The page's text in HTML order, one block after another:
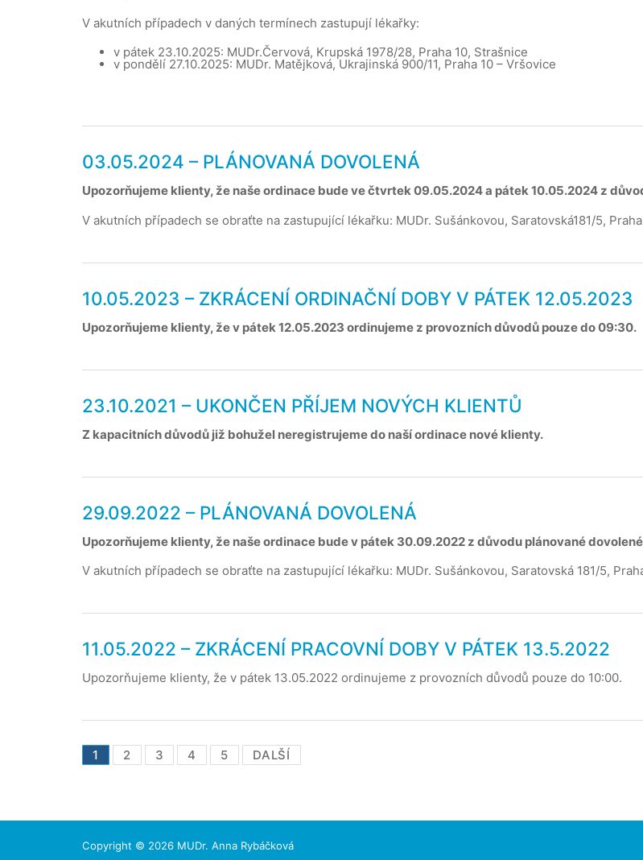
V akutních případech v daných termínech zastupují lékařky:
v pátek 23.10.2025: MUDr.Červová, Krupská 1978/28, Praha 10, Strašnice
v pondělí 27.10.2025: MUDr. Matějková, Ukrajinská 900/11, Praha 10 – Vršovice
03.05.2024 – PLÁNOVANÁ DOVOLENÁ
Upozorňujeme klienty, že naše ordinace bude ve čtvrtek 09.05.2024 a pátek 10.05.2024 z
V akutních případech se obraťte na zastupující lékařku: MUDr. Sušánkovou, Saratovská181/5, Praha
10.05.2023 – ZKRÁCENÍ ORDINAČNÍ DOBY V PÁTEK 12.05.2023
Upozorňujeme klienty, že v pátek 12.05.2023 ordinujeme z provozních důvodů pouze do 09:30.
23.10.2021 – UKONČEN PŘÍJEM NOVÝCH KLIENTŮ
Z kapacitních důvodů již bohužel neregistrujeme do naší ordinace nové klienty.
29.09.2022 – PLÁNOVANÁ DOVOLENÁ
Upozorňujeme klienty, že naše ordinace bude v pátek 30.09.2022 z důvodu plánované
V akutních případech se obraťte na zastupující lékařku: MUDr. Sušánkovou, Saratovská 181/5,
11.05.2022 – ZKRÁCENÍ PRACOVNÍ DOBY V PÁTEK 13.5.2022
Upozorňujeme klienty, že v pátek 13.05.2022 ordinujeme z provozních důvodů pouze do 10:00.
Stránkování
1 2 3 4 5 DALŠÍ
Copyright © 2026 MUDr. Anna Rybáčková